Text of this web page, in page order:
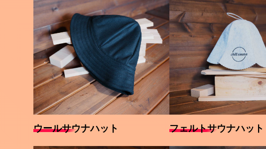
ウールサウナハット フェルトサウナハット